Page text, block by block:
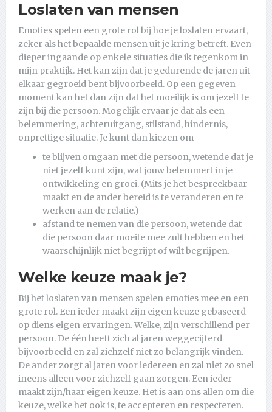
Loslaten van mensen
Emoties spelen een grote rol bij hoe je loslaten ervaart,
zeker als het bepaalde mensen uit je kring betreft. Even
dieper ingaande op enkele situaties die ik tegenkom in
mijn praktijk. Het kan zijn dat je gedurende de jaren uit
elkaar gegroeid bent bijvoorbeeld. Op een gegeven
moment kan het dan zijn dat het moeilijk is om jezelf te
zijn bij die persoon. Mogelijk ervaar je dat als een
belemmering, achteruitgang, stilstand, hindernis,
onprettige situatie. Je kunt dan kiezen om
te blijven omgaan met die persoon, wetende dat je
niet jezelf kunt zijn, wat jouw belemmert in je
ontwikkeling en groei. (Mits je het bespreekbaar
maakt en de ander bereid is te veranderen en te
werken aan de relatie.)
afstand te nemen van die persoon, wetende dat
die persoon daar moeite mee zult hebben en het
waarschijnlijk niet begrijpt of wilt begrijpen.
Welke keuze maak je?
Bij het loslaten van mensen spelen emoties mee en een
grote rol. Een ieder maakt zijn eigen keuze gebaseerd
op diens eigen ervaringen. Welke, zijn verschillend per
persoon. De één heeft zich al jaren weggecijferd
bijvoorbeeld en zal zichzelf niet zo belangrijk vinden.
De ander zorgt al jaren voor iedereen en zal niet zo snel
ineens alleen voor zichzelf gaan zorgen. Een ieder
maakt zijn/haar eigen keuze. Het is aan ons allen om die
keuze, welke het ook is, te accepteren en respecteren.